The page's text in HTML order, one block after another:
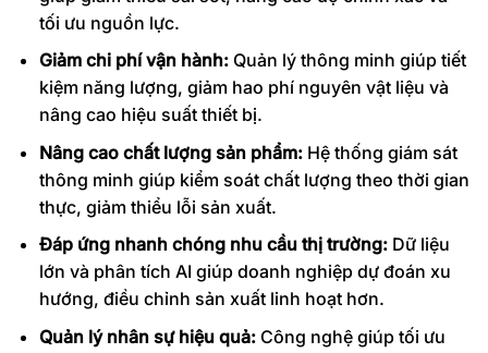
tối ưu nguồn lực.
Giảm chi phí vận hành:Quản lý thông minh giúp tiết
kiệm năng lượng, giảm hao phí nguyên vật liệu và
nâng cao hiệu suất thiết bị.
Nâng cao chất lượng sản phẩm:Hệ thống giám sát
thông minh giúp kiểm soát chất lượng theo thời gian
thực, giảm thiểu lỗi sản xuất.
Đáp ứng nhanh chóng nhu cầu thị trường:Dữ liệu
lớn và phân tích AI giúp doanh nghiệp dự đoán xu
hướng, điều chỉnh sản xuất linh hoạt hơn.
Quản lý nhân sự hiệu quả:Công nghệ giúp tối ưu